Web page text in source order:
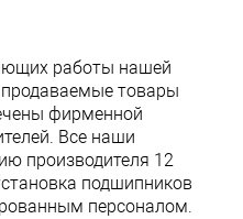
работы нашей
товары
фирменной
Все наши
производителя 12
подшипников
персоналом.